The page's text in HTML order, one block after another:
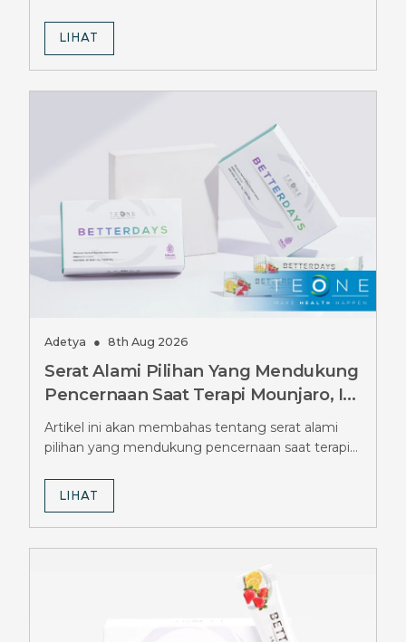
LIHAT
Adetya ● 8th Aug 2026
Serat Alami Pilihan Yang Mendukung
Pencernaan Saat Terapi Mounjaro, Ini
Pilihannya
Artikel ini akan membahas tentang serat alami
pilihan yang mendukung pencernaan saat terapi
LIHAT